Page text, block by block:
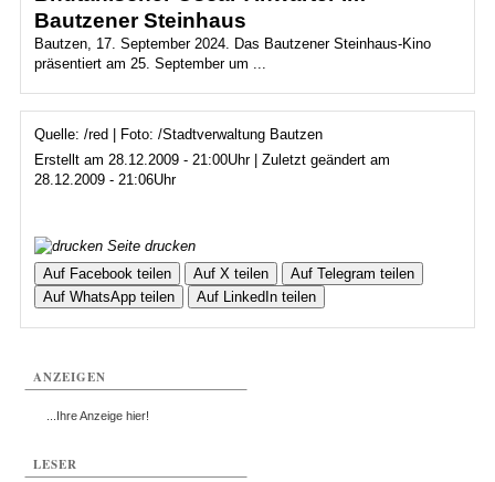
Bautzener Steinhaus
Bautzen, 17. September 2024. Das Bautzener Steinhaus-Kino
präsentiert am 25. September um ...
Quelle: /red | Foto: /Stadtverwaltung Bautzen
Erstellt am 28.12.2009 - 21:00Uhr | Zuletzt geändert am
28.12.2009 - 21:06Uhr
Seite drucken
Auf Facebook teilen
Auf X teilen
Auf Telegram teilen
Auf WhatsApp teilen
Auf LinkedIn teilen
ANZEIGEN
...Ihre Anzeige hier!
LESER